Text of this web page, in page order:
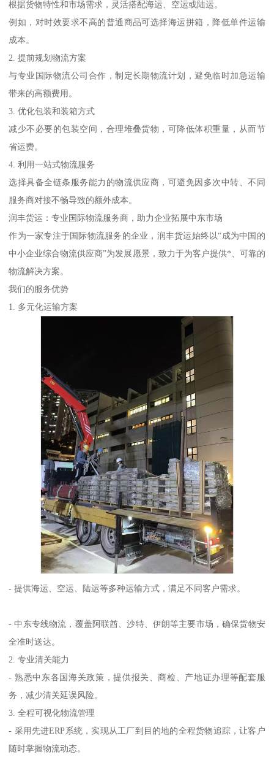
根据货物特性和市场需求，灵活搭配海运、空运或陆运。
例如，对时效要求不高的普通商品可选择海运拼箱，降低单件运输
成本。
2. 提前规划物流方案
与专业国际物流公司合作，制定长期物流计划，避免临时加急运输
带来的高额费用。
3. 优化包装和装箱方式
减少不必要的包装空间，合理堆叠货物，可降低体积重量，从而节
省运费。
4. 利用一站式物流服务
选择具备全链条服务能力的物流供应商，可避免因多次中转、不同
服务商对接不畅导致的额外成本。
润丰货运：专业国际物流服务商，助力企业拓展中东市场
作为一家专注于国际物流服务的企业，润丰货运始终以“成为中国的
中小企业综合物流供应商”为发展愿景，致力于为客户提供*、可靠的
物流解决方案。
我们的服务优势
1. 多元化运输方案
- 提供海运、空运、陆运等多种运输方式，满足不同客户需求。
- 中东专线物流，覆盖阿联酋、沙特、伊朗等主要市场，确保货物安
全准时送达。
2. 专业清关能力
- 熟悉中东各国海关政策，提供报关、商检、产地证办理等配套服
务，减少清关延误风险。
3. 全程可视化物流管理
- 采用先进ERP系统，实现从工厂到目的地的全程货物追踪，让客户
随时掌握物流动态。